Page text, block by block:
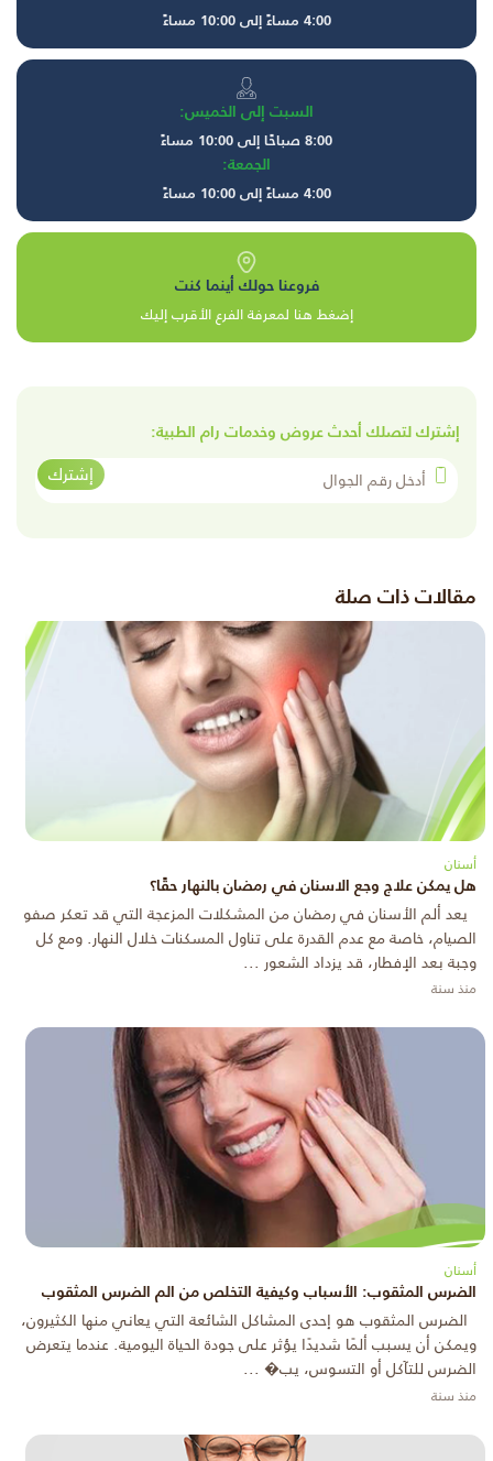
4:00 مساءً إلى 10:00 مساءً
السبت إلى الخميس:
8:00 صباحًا إلى 10:00 مساءً
الجمعة:
4:00 مساءً إلى 10:00 مساءً
فروعنا حولك أينما كنت
إضغط هنا لمعرفة الفرع الأقرب إليك
إشترك لتصلك أحدث عروض وخدمات رام الطبية:
أدخل رقم الجوال
إشترك
مقالات ذات صلة
أسنان
هل يمكن علاج وجع الاسنان في رمضان بالنهار حقًا؟
يعد ألم الأسنان في رمضان من المشكلات المزعجة التي قد تعكر صفو
الصيام، خاصة مع عدم القدرة على تناول المسكنات خلال النهار. ومع كل
وجبة بعد الإفطار، قد يزداد الشعور ...
منذ سنة
أسنان
الضرس المثقوب: الأسباب وكيفية التخلص من الم الضرس المثقوب
الضرس المثقوب هو إحدى المشاكل الشائعة التي يعاني منها الكثيرون،
ويمكن أن يسبب ألمًا شديدًا يؤثر على جودة الحياة اليومية. عندما يتعرض
الضرس للتآكل أو التسوس، يب� ...
منذ سنة